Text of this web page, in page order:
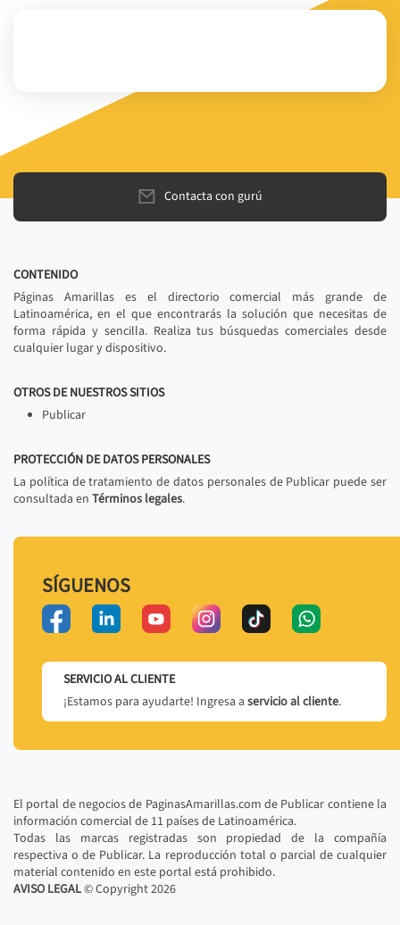
Contacta con gurú
CONTENIDO
Páginas Amarillas es el directorio comercial más grande de
Latinoamérica, en el que encontrarás la solución que necesitas de
forma rápida y sencilla. Realiza tus búsquedas comerciales desde
cualquier lugar y dispositivo.
OTROS DE NUESTROS SITIOS
Publicar
PROTECCIÓN DE DATOS PERSONALES
La política de tratamiento de datos personales de Publicar puede ser
consultada en Términos legales.
SÍGUENOS
SERVICIO AL CLIENTE
¡Estamos para ayudarte! Ingresa a servicio al cliente.
El portal de negocios de PaginasAmarillas.com de Publicar contiene la
información comercial de 11 países de Latinoamérica.
Todas las marcas registradas son propiedad de la compañía
respectiva o de Publicar. La reproducción total o parcial de cualquier
material contenido en este portal está prohibido.
AVISO LEGAL© Copyright2026